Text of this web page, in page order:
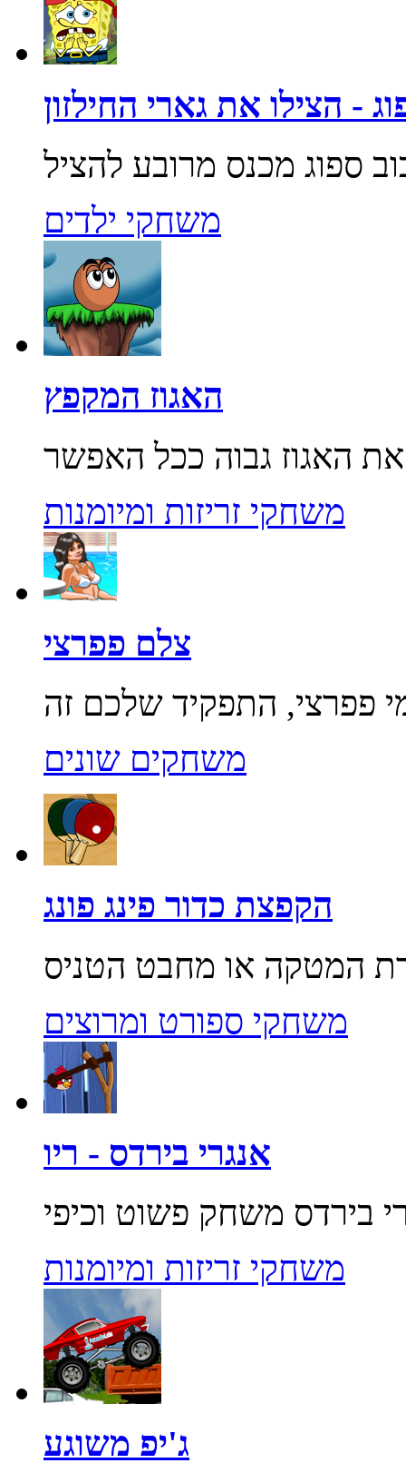
- הצילו את גארי החילזון
משחקי ילדים
האגוז המקפץ
משחקי זריזות ומיומנות
צלם פפרצי
משחקים שונים
הקפצת כדור פינג פונג
משחקי ספורט ומרוצים
אנגרי בירדס - ריו
משחקי זריזות ומיומנות
ג'יפ משוגע